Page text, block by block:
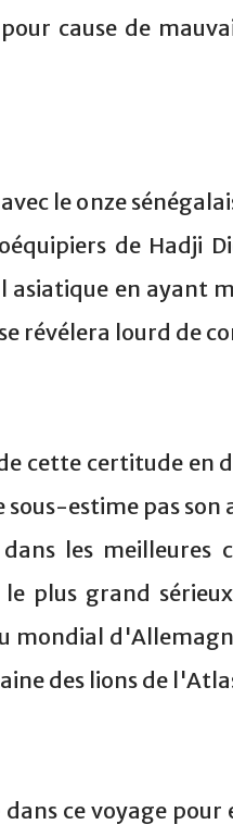
cause de
le onze
de Hadji
asiatique en ayant
révélera lourd de
cette certitude en
estime pas son
les meilleures
le plus grand
mondial
des lions de
ce voyage